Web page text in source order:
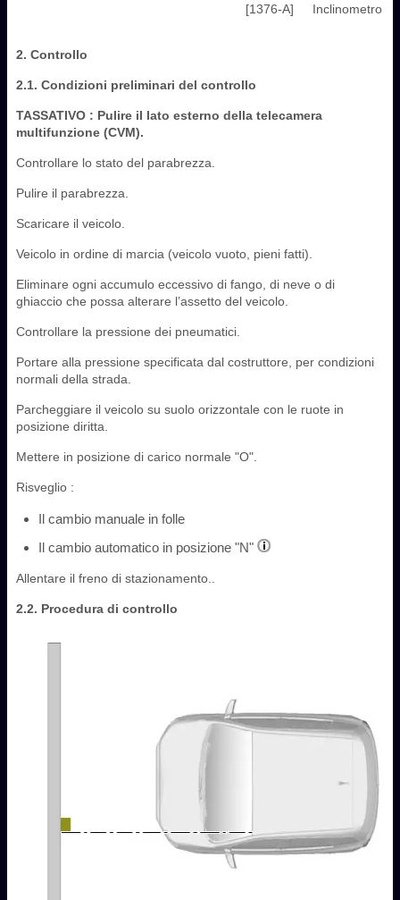
[1376-A] Inclinometro
2. Controllo
2.1. Condizioni preliminari del controllo
TASSATIVO : Pulire il lato esterno della telecamera
multifunzione (CVM).
Controllare lo stato del parabrezza.
Pulire il parabrezza.
Scaricare il veicolo.
Veicolo in ordine di marcia (veicolo vuoto, pieni fatti).
Eliminare ogni accumulo eccessivo di fango, di neve o di
ghiaccio che possa alterare l’assetto del veicolo.
Controllare la pressione dei pneumatici.
Portare alla pressione specificata dal costruttore, per condizioni
normali della strada.
Parcheggiare il veicolo su suolo orizzontale con le ruote in
posizione diritta.
Mettere in posizione di carico normale "O".
Risveglio :
Il cambio manuale in folle
Il cambio automatico in posizione "N"
Allentare il freno di stazionamento..
2.2. Procedura di controllo